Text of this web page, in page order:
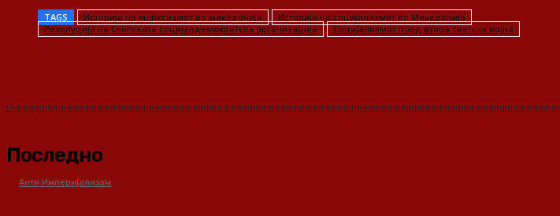
TAGS Историја на марксизмот во македонија
Историја на социјализмот во Македонија
Резолуција на Скопската социјалдемократска организација
Социјализмот пред втора светска војна
Последно
Анти Империјализам